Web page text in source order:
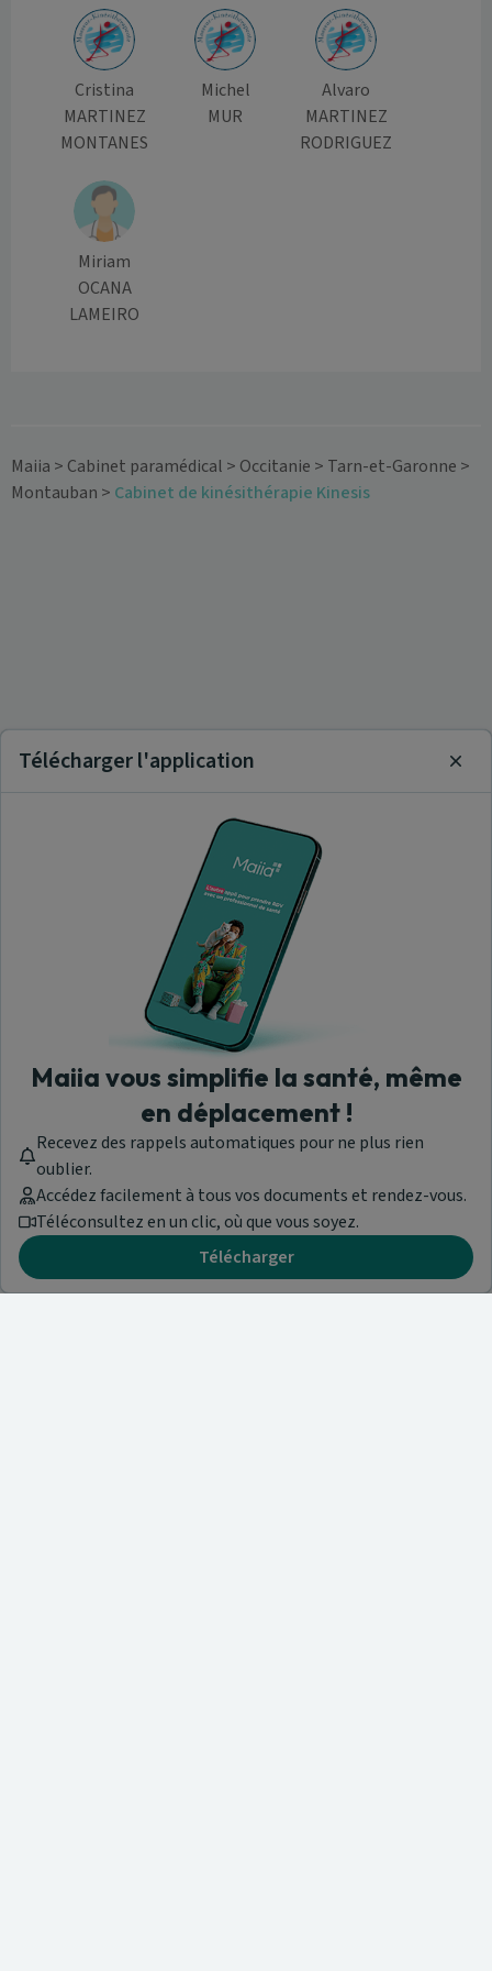
Cristina
MARTINEZ
MONTANES
Michel
MUR
Alvaro
MARTINEZ
RODRIGUEZ
Miriam
OCANA
LAMEIRO
Maiia > Cabinet paramédical > Occitanie > Tarn-et-Garonne >
Montauban > Cabinet de kinésithérapie Kinesis
Télécharger l'application
Maiia vous simplifie la santé, même
en déplacement !
Recevez des rappels automatiques pour ne plus rien
oublier.
Accédez facilement à tous vos documents et rendez-vous.
Téléconsultez en un clic, où que vous soyez.
Télécharger